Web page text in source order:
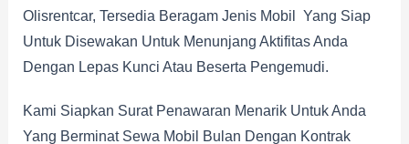
Olisrentcar, Tersedia Beragam Jenis Mobil Yang Siap
Untuk Disewakan Untuk Menunjang Aktifitas Anda
Dengan Lepas Kunci Atau Beserta Pengemudi.
Kami Siapkan Surat Penawaran Menarik Untuk Anda
Yang Berminat Sewa Mobil Bulan Dengan Kontrak